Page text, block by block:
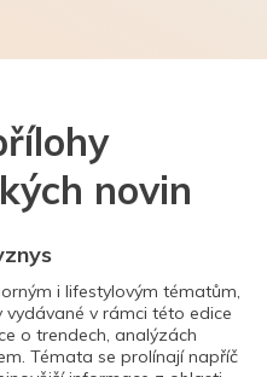
novin
i lifestylovým tématům,
v rámci této edice
o trendech, analýzách
Témata se prolínají napříč